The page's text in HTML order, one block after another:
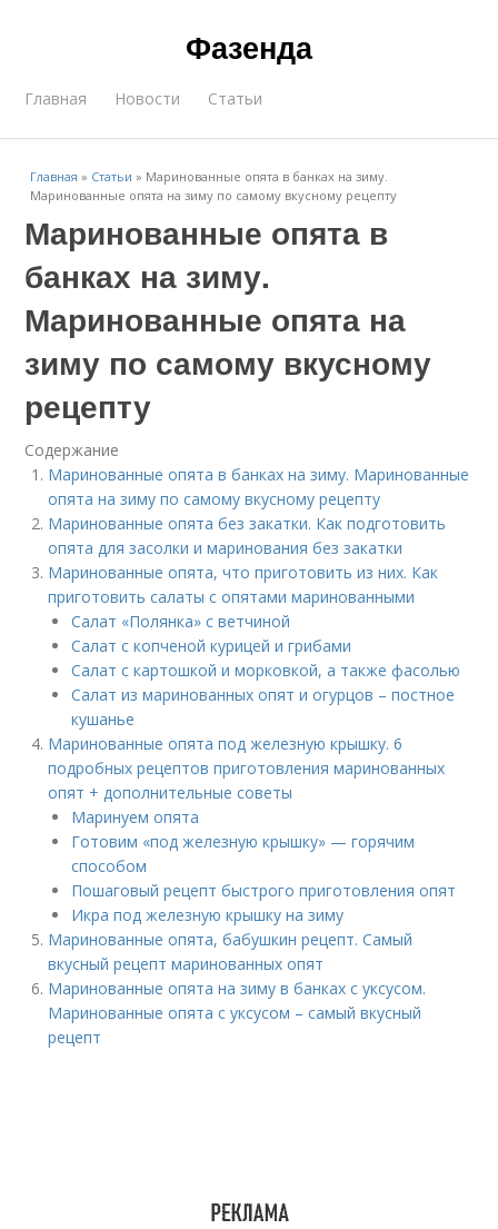
Фазенда
Главная Новости Статьи
Главная » Статьи » Маринованные опята в банках на зиму.
Маринованные опята на зиму по самому вкусному рецепту
Маринованные опята в
банках на зиму.
Маринованные опята на
зиму по самому вкусному
рецепту
Содержание
Маринованные опята в банках на зиму. Маринованные
опята на зиму по самому вкусному рецепту
Маринованные опята без закатки. Как подготовить
опята для засолки и маринования без закатки
Маринованные опята, что приготовить из них. Как
приготовить салаты с опятами маринованными
Салат «Полянка» с ветчиной
Салат с копченой курицей и грибами
Салат с картошкой и морковкой, а также фасолью
Салат из маринованных опят и огурцов – постное
кушанье
Маринованные опята под железную крышку. 6
подробных рецептов приготовления маринованных
опят + дополнительные советы
Маринуем опята
Готовим «под железную крышку» — горячим
способом
Пошаговый рецепт быстрого приготовления опят
Икра под железную крышку на зиму
Маринованные опята, бабушкин рецепт. Самый
вкусный рецепт маринованных опят
Маринованные опята на зиму в банках с уксусом.
Маринованные опята с уксусом – самый вкусный
рецепт